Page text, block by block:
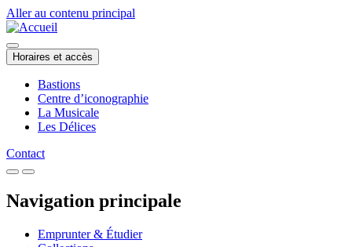
Aller au contenu principal
Horaires et accès
Bastions
Centre d’iconographie
La Musicale
Les Délices
Contact
Navigation principale
Emprunter & Étudier